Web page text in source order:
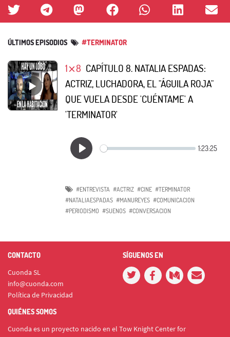
ÚLTIMOS EPISODIOS #TERMINATOR
1⨯8 CAPÍTULO 8. NATALIA ESPADAS:
ACTRIZ, LUCHADORA, EL "ÁGUILA ROJA"
QUE VUELA DESDE 'CUÉNTAME' A
'TERMINATOR'
#ENTREVISTA #ACTRIZ #CINE #TERMINATOR
#NATALIAESPADAS #MANUREYES #COMUNICACION
#PERIODISMO #SUENOS #CONVERSACION
CONTACTO
Cuonda SL
info@cuonda.com
Política de Privacidad
SÍGUENOS EN
QUIÉNES SOMOS
Cuonda es un proyecto nacido en el Tow Knight Center for